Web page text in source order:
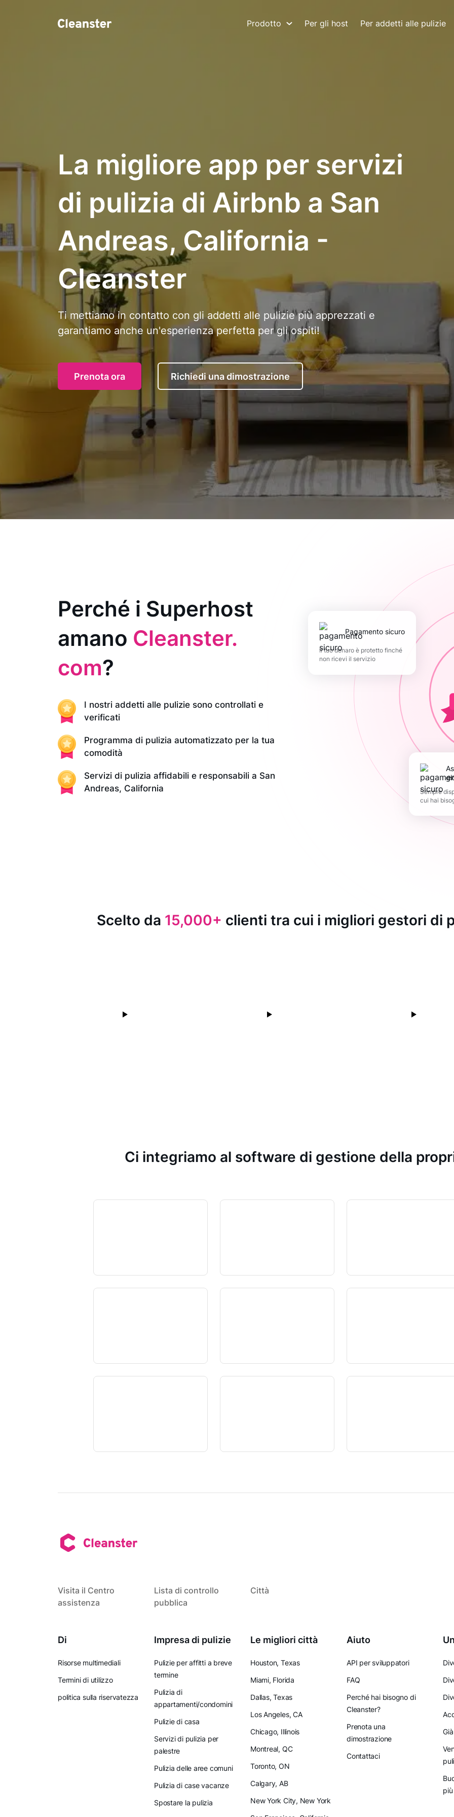
Prodotto Per gli host Per addetti alle pulizie
La migliore app per servizi
di pulizia di Airbnb a San
Andreas, California -
Cleanster
Ti mettiamo in contatto con gli addetti alle pulizie più apprezzati e
garantiamo anche un'esperienza perfetta per gli ospiti!
Prenota ora Richiedi una dimostrazione
Perché i Superhost
amano Cleanster.
com?
I nostri addetti alle pulizie sono controllati e
verificati
Programma di pulizia automatizzato per la tua
comodità
Servizi di pulizia affidabili e responsabili a San
Andreas, California
pagamento sicuro
Il tuo denaro è protetto finché
non ricevi il servizio
Assistenza 365
Sempre
cui hai
Scelto da 15,000+ clienti tra cui i migliori gestori di
Ci integriamo al software di gestione della
Visita il Centro
assistenza
Lista di controllo
pubblica
Città
Di
Risorse multimediali
Termini di utilizzo
politica sulla riservatezza
Impresa di pulizie
Pulizie per affitti a breve
termine
Pulizia di
appartamenti/condomini
Pulizie di casa
Servizi di pulizia per
palestre
Pulizia delle aree comuni
Pulizia di case vacanze
Spostare la pulizia
Le migliori città
Houston, Texas
Miami, Florida
Dallas, Texas
Los Angeles, CA
Chicago, Illinois
Montreal, QC
Toronto, ON
Calgary, AB
New York City, New York
Aiuto
API per sviluppatori
FAQ
Perché hai bisogno di
Cleanster?
Prenota una
dimostrazione
Contattaci